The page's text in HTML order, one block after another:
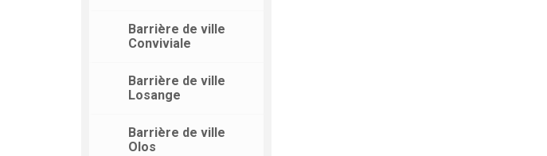
Barrière de ville
Conviviale
Barrière de ville
Losange
Barrière de ville
Olos